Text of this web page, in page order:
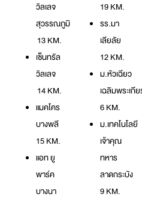
วิลเลจ
สุวรรณภูมิ
13 KM.
เซ็นทรัล
วิลเลจ
14 KM.
แมคโคร
บางพลี
15 KM.
แอท ยู
พาร์ค
บางนา
19 KM.
รร.มา
เลียลัย
12 KM.
ม.หัวเฉียว
เฉลิมพระเกี
6 KM.
ม.เทคโนโลยี
เจ้าคุณ
ทหาร
ลาดกระบัง
9 KM.